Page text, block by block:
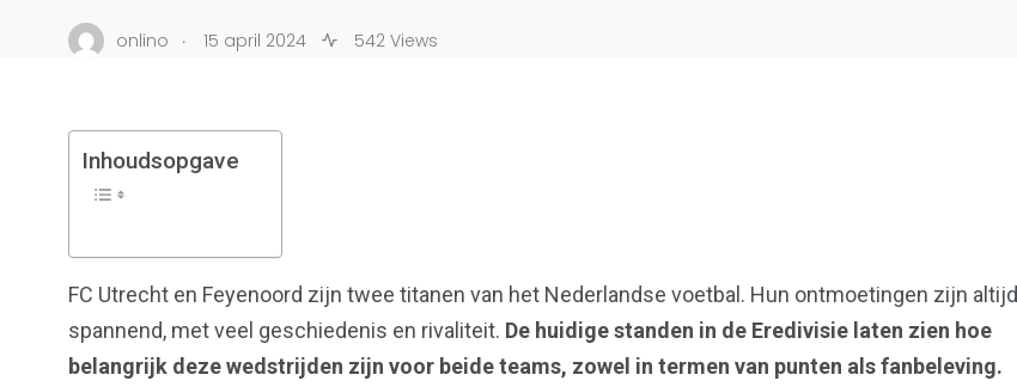
onlino . 15 april 2024 542 Views
Inhoudsopgave
FC Utrecht en Feyenoord zijn twee titanen van het Nederlandse voetbal. Hun ontmoetingen zijn altijd
spannend, met veel geschiedenis en rivaliteit. De huidige standen in de Eredivisie laten zien hoe
belangrijk deze wedstrijden zijn voor beide teams, zowel in termen van punten als fanbeleving.
17
Bedrijven
18
Studenten
36
Wonen